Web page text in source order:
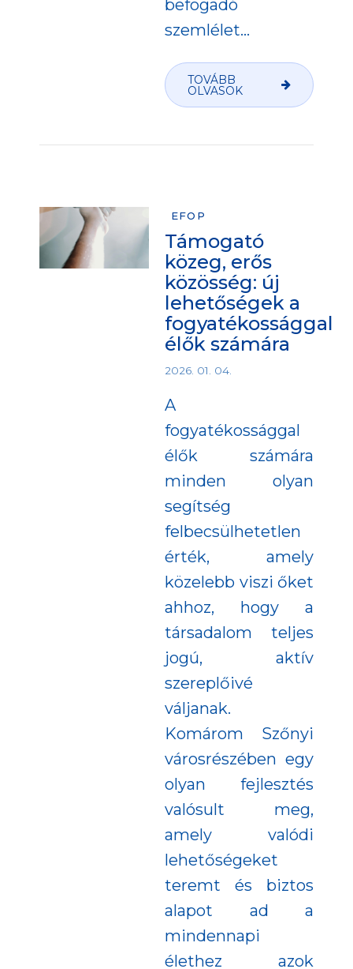
befogadó
szemlélet...
TOVÁBB
OLVASOK
EFOP
Támogató
közeg, erős
közösség: új
lehetőségek a
fogyatékossággal
élők számára
2026. 01. 04.
A
fogyatékossággal
élők számára
minden olyan
segítség
felbecsülhetetlen
érték, amely
közelebb viszi őket
ahhoz, hogy a
társadalom teljes
jogú, aktív
szereplőivé
váljanak.
Komárom Szőnyi
városrészében egy
olyan fejlesztés
valósult meg,
amely valódi
lehetőségeket
teremt és biztos
alapot ad a
mindennapi
élethez azok